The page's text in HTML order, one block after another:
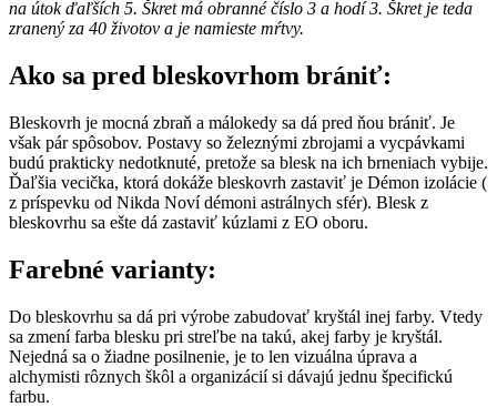
na útok ďaľších 5. Škret má obranné číslo 3 a hodí 3. Škret je teda
zranený za 40 životov a je namieste mŕtvy.
Ako sa pred bleskovrhom brániť:
Bleskovrh je mocná zbraň a málokedy sa dá pred ňou brániť. Je
však pár spôsobov. Postavy so železnými zbrojami a vycpávkami
budú prakticky nedotknuté, pretože sa blesk na ich brneniach vybije.
Ďaľšia vecička, ktorá dokáže bleskovrh zastaviť je Démon izolácie (
z príspevku od Nikda Noví démoni astrálnych sfér). Blesk z
bleskovrhu sa ešte dá zastaviť kúzlami z EO oboru.
Farebné varianty:
Do bleskovrhu sa dá pri výrobe zabudovať kryštál inej farby. Vtedy
sa zmení farba blesku pri streľbe na takú, akej farby je kryštál.
Nejedná sa o žiadne posilnenie, je to len vizuálna úprava a
alchymisti rôznych škôl a organizácií si dávajú jednu špecifickú
farbu.